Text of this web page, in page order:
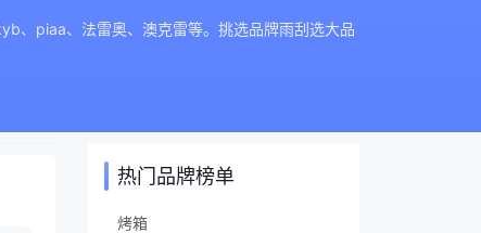
、piaa、法雷奥、澳克雷等。挑选品牌雨刮选大品
热门品牌榜单
烤箱